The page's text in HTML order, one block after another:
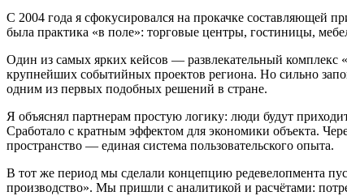
С 2004 года я сфокусировался на прокачке составляющей
была практика «в поле»: торговые центры, гостиницы,
Один из самых ярких кейсов — развлекательный
крупнейших событийных проектов региона. Но сильно
одним из первых подобных решений в стране.
Я объяснял партнерам простую логику: люди будут
Сработало с кратным эффектом для экономики объекта.
пространство — единая система пользовательского опыта.
В тот же период мы сделали концепцию редевелопмента
производство». Мы пришли с аналитикой и расчётами: